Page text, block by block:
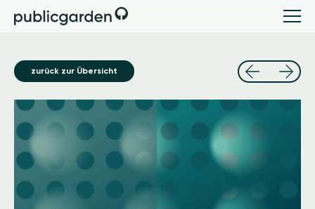
zurück zur Übersicht
Image